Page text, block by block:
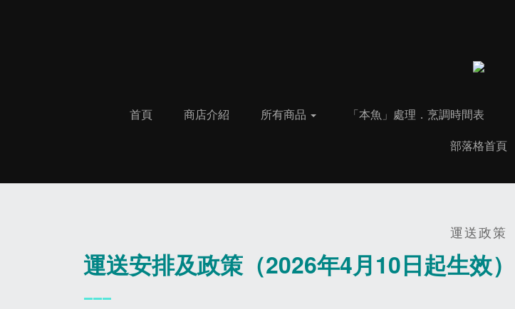
首頁 商店介紹 所有商品 「本魚」處理．烹調時間表
部落格首頁
運送政策
運送安排及政策（2026年4月10日起生效）
___